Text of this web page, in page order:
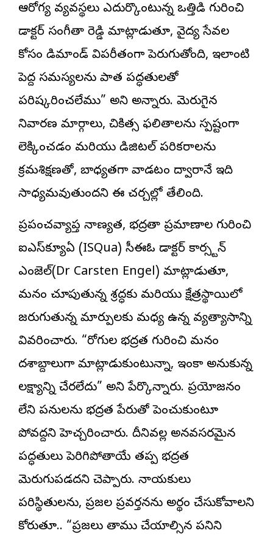
ఆరోగ్య వ్యవస్థలు ఎదుర్కొంటున్న ఒత్తిడి గురించి
డాక్టర్ సంగీతా రెడ్డి మాట్లాడుతూ, వైద్య సేవల
కోసం డిమాండ్ విపరీతంగా పెరుగుతోంది, ఇలాంటి
పెద్ద సమస్యలను పాత పద్ధతులతో
పరిష్కరించలేము” అని అన్నారు. మెరుగైన
నివారణ మార్గాలు, చికిత్స ఫలితాలను స్పష్టంగా
లెక్కించడం మరియు డిజిటల్ పరికరాలను
క్రమశిక్షణతో, బాధ్యతగా వాడటం ద్వారానే ఇది
సాధ్యమవుతుందని ఈ చర్చల్లో తేలింది.
ప్రపంచవ్యాప్త నాణ్యత, భద్రతా ప్రమాణాల గురించి
ఐఎస్‌క్యూఏ (ISQua) సీఈఓ డాక్టర్ కార్స్టన్
ఎంజెల్(Dr Carsten Engel) మాట్లాడుతూ,
మనం చూపుతున్న శ్రద్ధకు మరియు క్షేత్రస్థాయిలో
జరుగుతున్న మార్పులకు మధ్య ఉన్న వ్యత్యాసాన్ని
వివరించారు. “రోగుల భద్రత గురించి మనం
దశాబ్దాలుగా మాట్లాడుకుంటున్నా, ఇంకా అనుకున్న
లక్ష్యాన్ని చేరలేదు” అని పేర్కొన్నారు. ప్రయోజనం
లేని పనులను భద్రత పేరుతో పెంచుకుంటూ
పోవద్దని హెచ్చరించారు. దీనివల్ల అనవసరమైన
పద్ధతులు పెరిగిపోతాయే తప్ప భద్రత
మెరుగుపడదని చెప్పారు. నాయకులు
పరిస్థితులను, ప్రజల ప్రవర్తనను అర్థం చేసుకోవాలని
కోరుతూ.. “ప్రజలు తాము చేయాల్సిన పనిని